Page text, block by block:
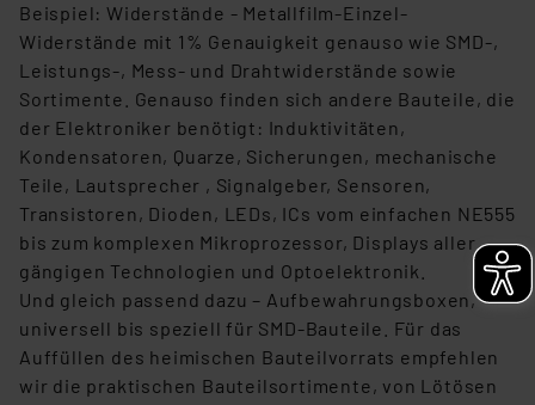
Beispiel: Widerstände - Metallfilm-Einzel-
Widerstände mit 1% Genauigkeit genauso wie SMD-,
Leistungs-, Mess- und Drahtwiderstände sowie
Sortimente. Genauso finden sich andere Bauteile, die
der Elektroniker benötigt: Induktivitäten,
Kondensatoren, Quarze, Sicherungen, mechanische
Teile, Lautsprecher , Signalgeber, Sensoren,
Transistoren, Dioden, LEDs, ICs vom einfachen NE555
bis zum komplexen Mikroprozessor, Displays aller
gängigen Technologien und Optoelektronik.
Und gleich passend dazu – Aufbewahrungsboxen,
universell bis speziell für SMD-Bauteile. Für das
Auffüllen des heimischen Bauteilvorrats empfehlen
wir die praktischen Bauteilsortimente, von Lötösen